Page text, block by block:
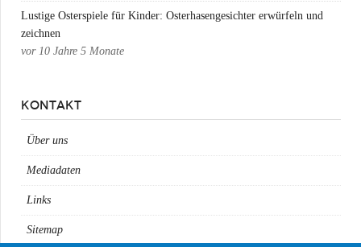
Lustige Osterspiele für Kinder: Osterhasengesichter erwürfeln und
zeichnen
vor 10 Jahre 5 Monate
KONTAKT
Über uns
Mediadaten
Links
Sitemap